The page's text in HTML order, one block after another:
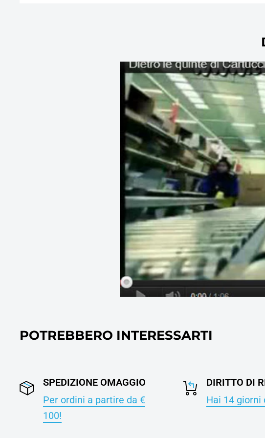
POTREBBERO INTERESSARTI
SPEDIZIONE OMAGGIO
Per ordini a partire da €
100!
DIRITTO DI
Hai 14 giorni